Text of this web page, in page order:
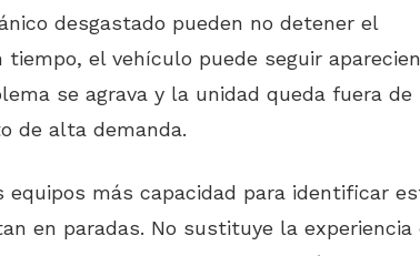
desgastado pueden no detener el
el vehículo puede seguir
se agrava y la unidad queda fuera de
de alta demanda.
más capacidad para identificar
en paradas. No sustituye la experiencia